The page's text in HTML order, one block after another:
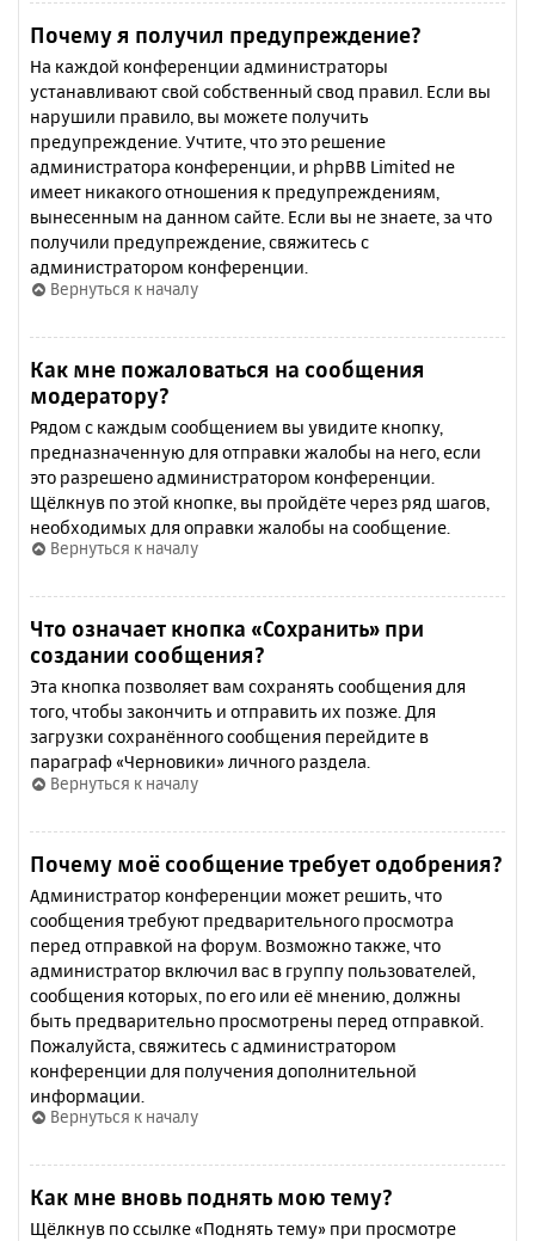
Почему я получил предупреждение?
На каждой конференции администраторы
устанавливают свой собственный свод правил. Если вы
нарушили правило, вы можете получить
предупреждение. Учтите, что это решение
администратора конференции, и phpBB Limited не
имеет никакого отношения к предупреждениям,
вынесенным на данном сайте. Если вы не знаете, за что
получили предупреждение, свяжитесь с
администратором конференции.
Вернуться к началу
Как мне пожаловаться на сообщения
модератору?
Рядом с каждым сообщением вы увидите кнопку,
предназначенную для отправки жалобы на него, если
это разрешено администратором конференции.
Щёлкнув по этой кнопке, вы пройдёте через ряд шагов,
необходимых для оправки жалобы на сообщение.
Вернуться к началу
Что означает кнопка «Сохранить» при
создании сообщения?
Эта кнопка позволяет вам сохранять сообщения для
того, чтобы закончить и отправить их позже. Для
загрузки сохранённого сообщения перейдите в
параграф «Черновики» личного раздела.
Вернуться к началу
Почему моё сообщение требует одобрения?
Администратор конференции может решить, что
сообщения требуют предварительного просмотра
перед отправкой на форум. Возможно также, что
администратор включил вас в группу пользователей,
сообщения которых, по его или её мнению, должны
быть предварительно просмотрены перед отправкой.
Пожалуйста, свяжитесь с администратором
конференции для получения дополнительной
информации.
Вернуться к началу
Как мне вновь поднять мою тему?
Щёлкнув по ссылке «Поднять тему» при просмотре